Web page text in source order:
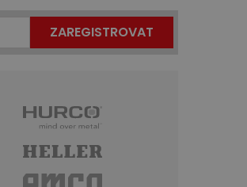
ZAREGISTROVAT